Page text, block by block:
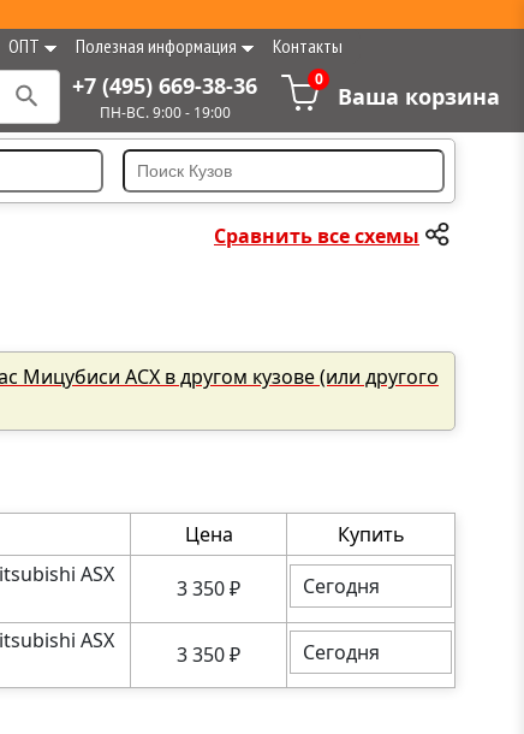
ОПТ Полезная информация Контакты
+7 (495) 669-38-36
ПН-ВС. 9:00 - 19:00
0
Ваша корзина
Сравнить все схемы
Мицубиси АСХ в другом кузове (или другого
Цена Купить
ASX
3 350₽ Сегодня
ASX
3 350₽ Сегодня